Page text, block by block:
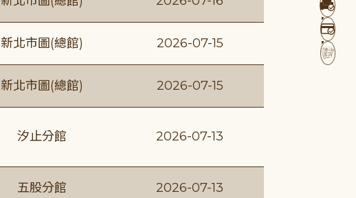
新北市圖(總館) 2026-07-15
新北市圖(總館) 2026-07-15
汐止分館 2026-07-13
五股分館 2026-07-13